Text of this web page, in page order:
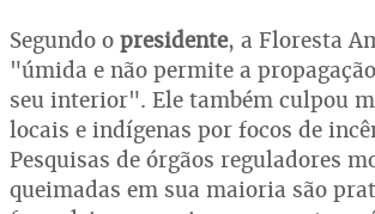
Segundo o presidente, a Floresta
"úmida e não permite a
seu interior". Ele também culpou
locais e indígenas por focos de
Pesquisas de órgãos reguladores
queimadas em sua maioria são